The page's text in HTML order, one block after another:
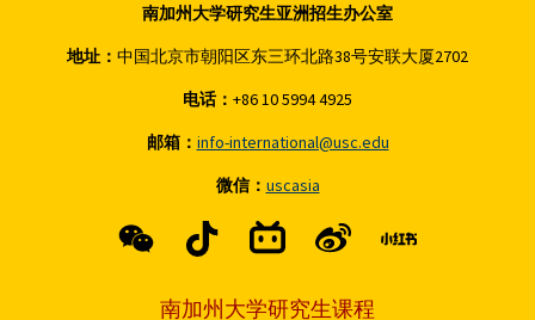
南加州大学研究生亚洲招生办公室
地址： 中国北京市朝阳区东三环北路38号安联大厦2702
电话： +86 10 5994 4925
邮箱： info-international@usc.edu
微信： uscasia